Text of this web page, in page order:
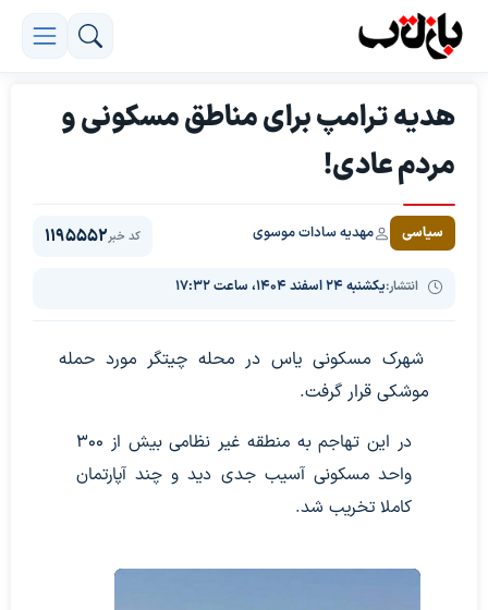
هدیه ترامپ برای مناطق مسکونی و
مردم عادی!
سیاسی مهدیه سادات موسوی
انتشار:یکشنبه ۲۴ اسفند ۱۴۰۴، ساعت ۱۷:۳۲
کد خبر1195552
شهرک مسکونی یاس در محله چیتگر مورد حمله
موشکی قرار گرفت.
در این تهاجم به منطقه غیر نظامی بیش از ۳۰۰
واحد مسکونی آسیب جدی دید و چند آپارتمان
کاملا تخریب شد.